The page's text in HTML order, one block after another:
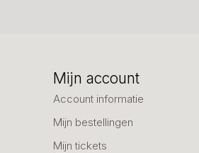
Mijn account
Account informatie
Mijn bestellingen
Mijn tickets